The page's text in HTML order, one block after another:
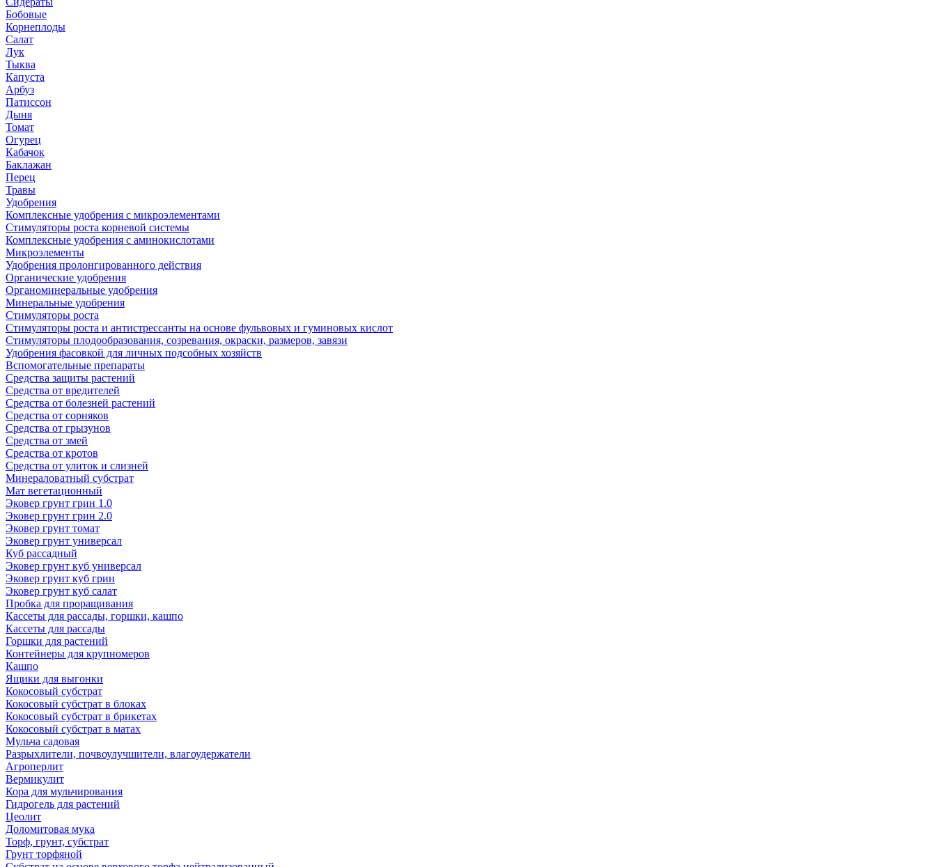
Бобовые
Корнеплоды
Салат
Лук
Тыква
Капуста
Арбуз
Патиссон
Дыня
Томат
Огурец
Кабачок
Баклажан
Перец
Травы
Удобрения
Комплексные удобрения с микроэлементами
Стимуляторы роста корневой системы
Комплексные удобрения с аминокислотами
Микроэлементы
Удобрения пролонгированного действия
Органические удобрения
Органоминеральные удобрения
Минеральные удобрения
Стимуляторы роста
Стимуляторы роста и антистрессанты на основе фульвовых и гуминовых кислот
Стимуляторы плодообразования, созревания, окраски, размеров, завязи
Удобрения фасовкой для личных подсобных хозяйств
Вспомогательные препараты
Средства защиты растений
Средства от вредителей
Средства от болезней растений
Средства от сорняков
Средства от грызунов
Средства от змей
Средства от кротов
Средства от улиток и слизней
Минераловатный субстрат
Мат вегетационный
Эковер грунт грин 1.0
Эковер грунт грин 2.0
Эковер грунт томат
Эковер грунт универсал
Куб рассадный
Эковер грунт куб универсал
Эковер грунт куб грин
Эковер грунт куб салат
Пробка для проращивания
Кассеты для рассады, горшки, кашпо
Кассеты для рассады
Горшки для растений
Контейнеры для крупномеров
Кашпо
Ящики для выгонки
Кокосовый субстрат
Кокосовый субстрат в блоках
Кокосовый субстрат в брикетах
Кокосовый субстрат в матах
Мульча садовая
Разрыхлители, почвоулучшители, влагоудержатели
Агроперлит
Вермикулит
Кора для мульчирования
Гидрогель для растений
Цеолит
Доломитовая мука
Торф, грунт, субстрат
Грунт торфяной